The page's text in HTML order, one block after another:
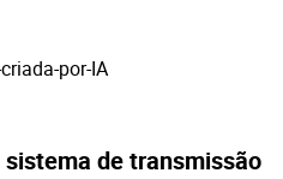
de transmissão